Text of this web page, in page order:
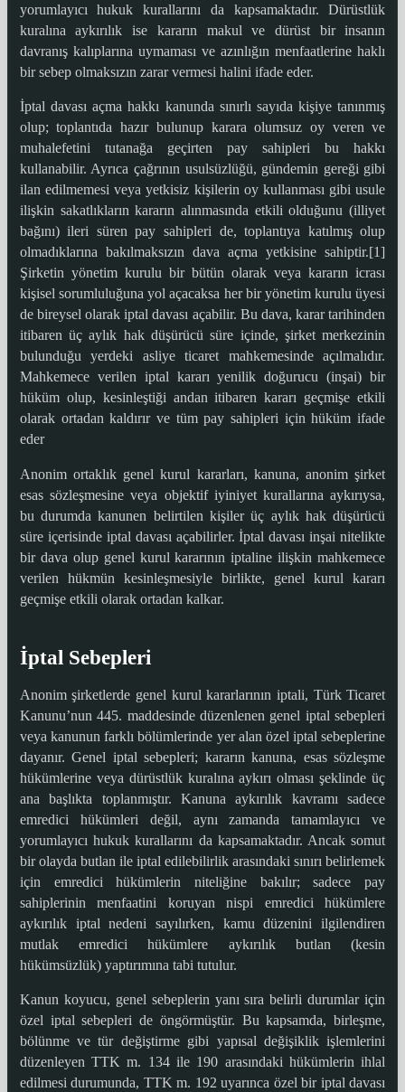
yorumlayıcı hukuk kurallarını da kapsamaktadır. Dürüstlük
kuralına aykırılık ise kararın makul ve dürüst bir insanın
davranış kalıplarına uymaması ve azınlığın menfaatlerine haklı
bir sebep olmaksızın zarar vermesi halini ifade eder.
İptal davası açma hakkı kanunda sınırlı sayıda kişiye tanınmış
olup; toplantıda hazır bulunup karara olumsuz oy veren ve
muhalefetini tutanağa geçirten pay sahipleri bu hakkı
kullanabilir. Ayrıca çağrının usulsüzlüğü, gündemin gereği gibi
ilan edilmemesi veya yetkisiz kişilerin oy kullanması gibi usule
ilişkin sakatlıkların kararın alınmasında etkili olduğunu (illiyet
bağını) ileri süren pay sahipleri de, toplantıya katılmış olup
olmadıklarına bakılmaksızın dava açma yetkisine sahiptir.[1]
Şirketin yönetim kurulu bir bütün olarak veya kararın icrası
kişisel sorumluluğuna yol açacaksa her bir yönetim kurulu üyesi
de bireysel olarak iptal davası açabilir. Bu dava, karar tarihinden
itibaren üç aylık hak düşürücü süre içinde, şirket merkezinin
bulunduğu yerdeki asliye ticaret mahkemesinde açılmalıdır.
Mahkemece verilen iptal kararı yenilik doğurucu (inşai) bir
hüküm olup, kesinleştiği andan itibaren kararı geçmişe etkili
olarak ortadan kaldırır ve tüm pay sahipleri için hüküm ifade
eder
Anonim ortaklık genel kurul kararları, kanuna, anonim şirket
esas sözleşmesine veya objektif iyiniyet kurallarına aykırıysa,
bu durumda kanunen belirtilen kişiler üç aylık hak düşürücü
süre içerisinde iptal davası açabilirler. İptal davası inşai nitelikte
bir dava olup genel kurul kararının iptaline ilişkin mahkemece
verilen hükmün kesinleşmesiyle birlikte, genel kurul kararı
geçmişe etkili olarak ortadan kalkar.
İptal Sebepleri
Anonim şirketlerde genel kurul kararlarının iptali, Türk Ticaret
Kanunu’nun 445. maddesinde düzenlenen genel iptal sebepleri
veya kanunun farklı bölümlerinde yer alan özel iptal sebeplerine
dayanır. Genel iptal sebepleri; kararın kanuna, esas sözleşme
hükümlerine veya dürüstlük kuralına aykırı olması şeklinde üç
ana başlıkta toplanmıştır. Kanuna aykırılık kavramı sadece
emredici hükümleri değil, aynı zamanda tamamlayıcı ve
yorumlayıcı hukuk kurallarını da kapsamaktadır. Ancak somut
bir olayda butlan ile iptal edilebilirlik arasındaki sınırı belirlemek
için emredici hükümlerin niteliğine bakılır; sadece pay
sahiplerinin menfaatini koruyan nispi emredici hükümlere
aykırılık iptal nedeni sayılırken, kamu düzenini ilgilendiren
mutlak emredici hükümlere aykırılık butlan (kesin
hükümsüzlük) yaptırımına tabi tutulur.
Kanun koyucu, genel sebeplerin yanı sıra belirli durumlar için
özel iptal sebepleri de öngörmüştür. Bu kapsamda, birleşme,
bölünme ve tür değiştirme gibi yapısal değişiklik işlemlerini
düzenleyen TTK m. 134 ile 190 arasındaki hükümlerin ihlal
edilmesi durumunda, TTK m. 192 uyarınca özel bir iptal davası